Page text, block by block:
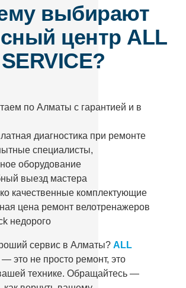
выбирают
центр ALL
SERVICE?
по Алматы с гарантией и в
диагностика при ремонте
специалисты,
оборудование
выезд мастера
качественные комплектующие
цена ремонт велотренажеров
недорого
сервис в Алматы? ALL
— это не просто ремонт, это
технике. Обращайтесь —